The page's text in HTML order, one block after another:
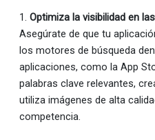
1.Optimiza la visibilidad en
Asegúrate de que tu
los motores de búsqueda
aplicaciones, como la App
palabras clave relevantes,
utiliza imágenes de alta
competencia.